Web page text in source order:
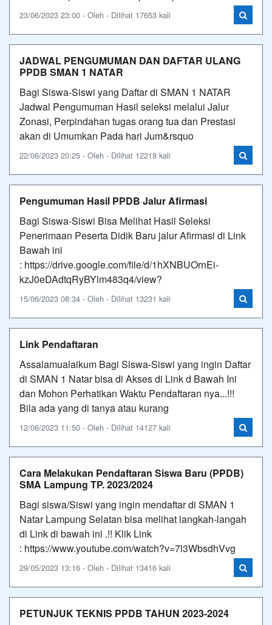
23/06/2023 23:00 - Oleh - Dilihat 17653 kali
JADWAL PENGUMUMAN DAN DAFTAR ULANG
PPDB SMAN 1 NATAR
Bagi Siswa-Siswi yang Daftar di SMAN 1 NATAR
Jadwal Pengumuman Hasil seleksi melalui Jalur
Zonasi, Perpindahan tugas orang tua dan Prestasi
akan di Umumkan Pada hari Jum&rsquo
22/06/2023 20:25 - Oleh - Dilihat 12218 kali
Pengumuman Hasil PPDB Jalur Afirmasi
Bagi Siswa-Siswi Bisa Melihat Hasil Seleksi
Penerimaan Peserta Didik Baru jalur Afirmasi di Link
Bawah ini
: https://drive.google.com/file/d/1hXNBUOrnEi-
kzJ0eDAdtqRyBYlm483q4/view?
15/06/2023 08:34 - Oleh - Dilihat 13231 kali
Link Pendaftaran
Assalamualaikum Bagi Siswa-Siswi yang ingin Daftar
di SMAN 1 Natar bisa di Akses di Link d Bawah Ini
dan Mohon Perhatikan Waktu Pendaftaran nya...!!!
Bila ada yang di tanya atau kurang
12/06/2023 11:50 - Oleh - Dilihat 14127 kali
Cara Melakukan Pendaftaran Siswa Baru (PPDB)
SMA Lampung TP. 2023/2024
Bagi siswa/Siswi yang ingin mendaftar di SMAN 1
Natar Lampung Selatan bisa melihat langkah-langah
di Link di bawah ini .!! Klik Link
: https://www.youtube.com/watch?v=7l3WbsdhVvg
29/05/2023 13:16 - Oleh - Dilihat 13416 kali
PETUNJUK TEKNIS PPDB TAHUN 2023-2024